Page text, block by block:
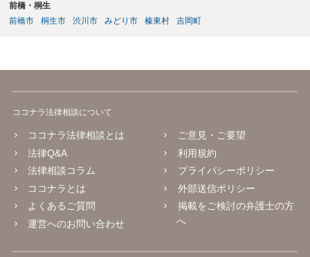
前橋・桐生
前橋市
桐生市 渋川市 みどり市 榛東村 吉岡町
ココナラ法律相談について
ココナラ法律相談とは
法律Q&A
法律相談コラム
ココナラとは
よくあるご質問
運営へのお問い合わせ
ご意見・ご要望
利用規約
プライバシーポリシー
外部送信ポリシー
掲載をご検討の弁護士の方
へ